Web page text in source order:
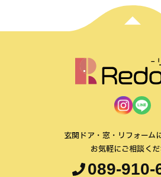
玄関ドア・窓・リフォーム
お気軽にご相談く
089-910-